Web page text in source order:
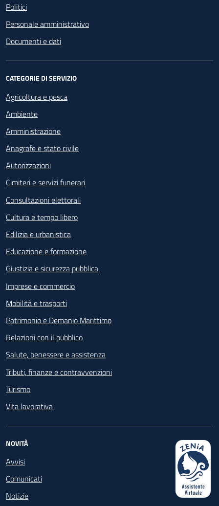
Politici
Personale amministrativo
Documenti e dati
CATEGORIE DI SERVIZIO
Agricoltura e pesca
Ambiente
Amministrazione
Anagrafe e stato civile
Autorizzazioni
Cimiteri e servizi funerari
Consultazioni elettorali
Cultura e tempo libero
Edilizia e urbanistica
Educazione e formazione
Giustizia e sicurezza pubblica
Imprese e commercio
Mobilità e trasporti
Patrimonio e Demanio Marittimo
Relazioni con il pubblico
Salute, benessere e assistenza
Tributi, finanze e contravvenzioni
Turismo
Vita lavorativa
NOVITÀ
Avvisi
Comunicati
Notizie